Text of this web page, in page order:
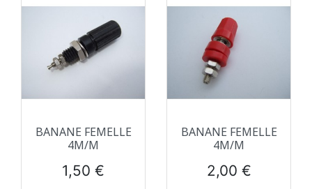
BANANE FEMELLE
4M/M
Prix
1,50 €
BANANE FEMELLE
4M/M
Prix
2,00 €